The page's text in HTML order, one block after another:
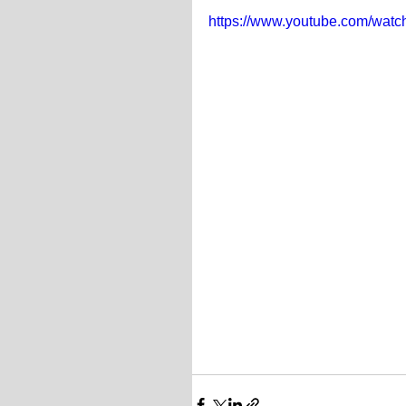
https://www.youtube.com/